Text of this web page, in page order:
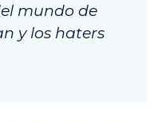
mundo de
y los haters